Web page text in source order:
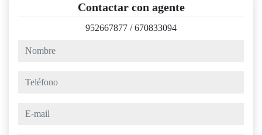
Contactar con agente
952667877 /670833094
nombre
teléfono
e-mail